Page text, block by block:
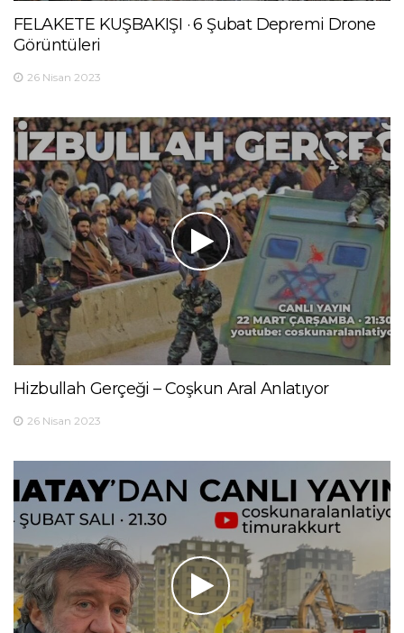
FELAKETE KUŞBAKIŞI · 6 Şubat Depremi Drone
Görüntüleri
26 Nisan 2023
Hizbullah Gerçeği – Coşkun Aral Anlatıyor
26 Nisan 2023